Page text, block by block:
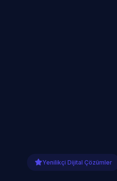
Yenilikçi Dijital Çözümler